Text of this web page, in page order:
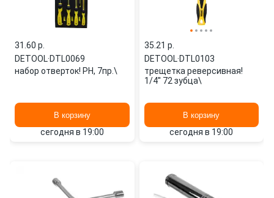
31.60 p.
DETOOL·DTL0069
набор отверток! PH, 7пр.\
В корзину
сегодня в 19:00
35.21 p.
DETOOL·DTL0103
трещетка реверсивная!
1/4'' 72 зубца\
В корзину
сегодня в 19:00